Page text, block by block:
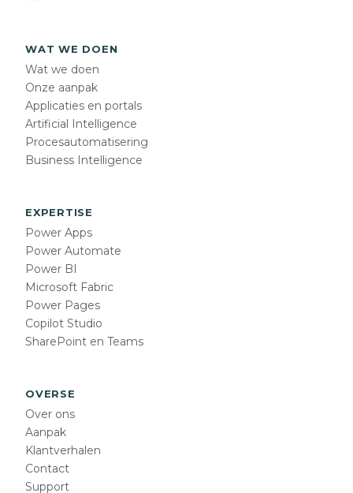
WAT WE DOEN
Wat we doen
Onze aanpak
Applicaties en portals
Artificial Intelligence
Procesautomatisering
Business Intelligence
EXPERTISE
Power Apps
Power Automate
Power BI
Microsoft Fabric
Power Pages
Copilot Studio
SharePoint en Teams
OVERSE
Over ons
Aanpak
Klantverhalen
Contact
Support